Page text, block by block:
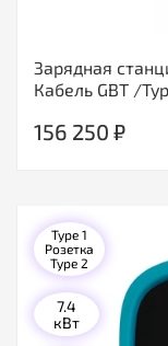
Зарядная
Кабель GBT /
156 250 ₽
Type 1
Розетка
Type 2
7.4
кВт